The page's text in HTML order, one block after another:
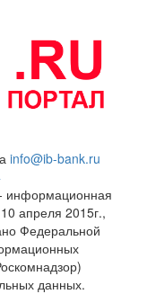
info@ib-bank.ru
информационная
апреля 2015г.,
Федеральной
данных.